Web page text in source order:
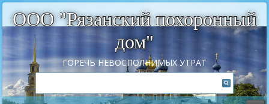
ООО "Рязанский похоронный
дом"
ГОРЕЧЬ НЕВОСПОЛНИМЫХ УТРАТ